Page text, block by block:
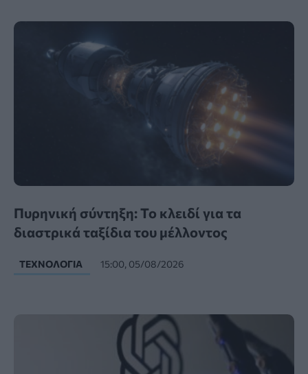
Πυρηνική σύντηξη: Το κλειδί για τα
διαστρικά ταξίδια του μέλλοντος
ΤΕΧΝΟΛΟΓΊΑ 15:00, 05/08/2026